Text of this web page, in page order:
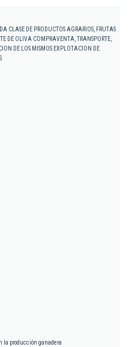
CLASE DE PRODUCTOS AGRARIOS, FRUTAS
DE OLIVA COMPRAVENTA, TRANSPORTE,
DE LOS MISMOS EXPLOTACION DE
la producción ganadera